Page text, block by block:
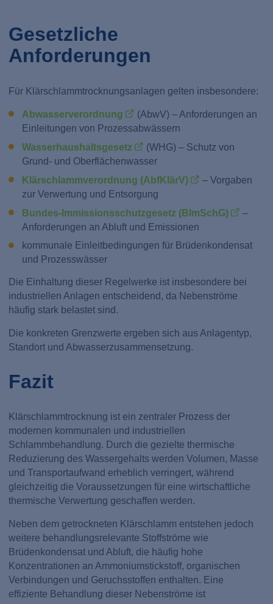
Gesetzliche
Anforderungen
Für Klärschlammtrocknungsanlagen gelten insbesondere:
Abwasserverordnung
(AbwV) – Anforderungen an
Einleitungen von Prozessabwässern
Wasserhaushaltsgesetz
(WHG) – Schutz von
Grund- und Oberflächenwasser
Klärschlammverordnung (AbfKlärV)
– Vorgaben
zur Verwertung und Entsorgung
Bundes-Immissionsschutzgesetz (BImSchG)
–
Anforderungen an Abluft und Emissionen
kommunale Einleitbedingungen für Brüdenkondensat
und Prozesswässer
Die Einhaltung dieser Regelwerke ist insbesondere bei
industriellen Anlagen entscheidend, da Nebenströme
häufig stark belastet sind.
Die konkreten Grenzwerte ergeben sich aus Anlagentyp,
Standort und Abwasserzusammensetzung.
Fazit
Klärschlammtrocknung ist ein zentraler Prozess der
modernen kommunalen und industriellen
Schlammbehandlung. Durch die gezielte thermische
Reduzierung des Wassergehalts werden Volumen, Masse
und Transportaufwand erheblich verringert, während
gleichzeitig die Voraussetzungen für eine wirtschaftliche
thermische Verwertung geschaffen werden.
Neben dem getrockneten Klärschlamm entstehen jedoch
weitere behandlungsrelevante Stoffströme wie
Brüdenkondensat und Abluft, die häufig hohe
Konzentrationen an Ammoniumstickstoff, organischen
Verbindungen und Geruchsstoffen enthalten. Eine
effiziente Behandlung dieser Nebenströme ist